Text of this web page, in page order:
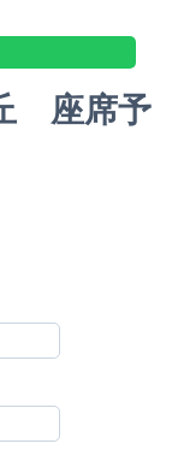
座席予